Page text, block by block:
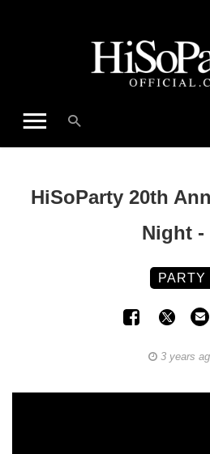
HiSoParty 20th
Night -
PARTY
3 years